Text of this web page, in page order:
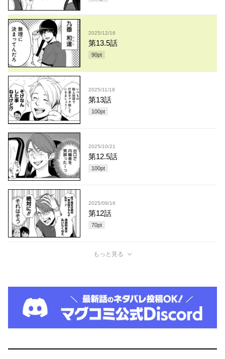
2025/12/16
第13.5話
90pt
2025/11/18
第13話
100pt
2025/10/21
第12.5話
100pt
2025/09/16
第12話
70pt
もっと見る